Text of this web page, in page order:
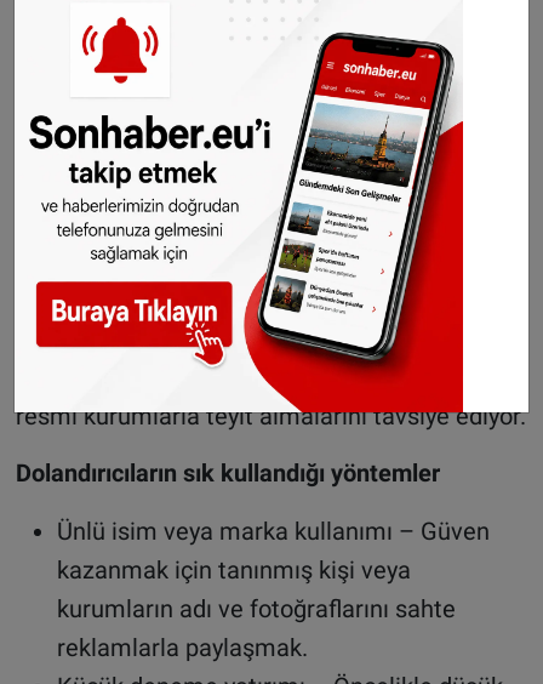
Telefon kullanırken her adımı düşünerek
atmakta fayda var.”
Yetkililerden uyarı
Uzmanlar, “yapay zeka ile yüksek kazanç” gibi
vaatlerin büyük ihtimalle dolandırıcılık olduğuna
dikkat çekiyor. Bankalar ise müşterilerine,
tanımadıkları kişilere uzaktan erişim izni
vermemelerini ve yatırım yapmadan önce
resmi kurumlarla teyit almalarını tavsiye ediyor.
Dolandırıcıların sık kullandığı yöntemler
Ünlü isim veya marka kullanımı – Güven
kazanmak için tanınmış kişi veya
kurumların adı ve fotoğraflarını sahte
reklamlarla paylaşmak.